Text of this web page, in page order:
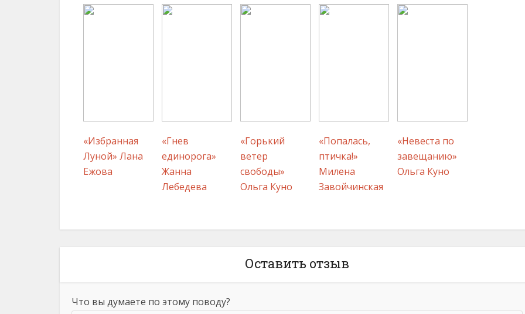
«Избранная
Луной» Лана
Ежова
«Гнев
единорога»
Жанна
Лебедева
«Горький
ветер
свободы»
Ольга Куно
«Попалась,
птичка!»
Милена
Завойчинская
«Невеста по
завещанию»
Ольга Куно
Оставить отзыв
Что вы думаете по этому поводу?